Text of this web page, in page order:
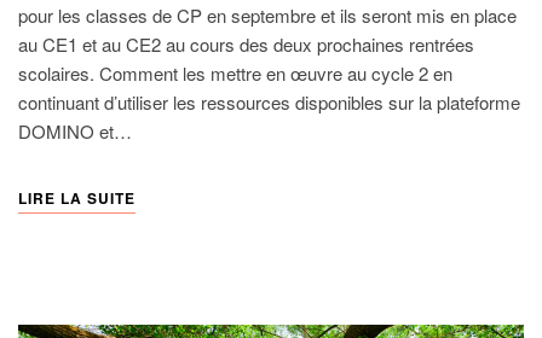
pour les classes de CP en septembre et ils seront mis en place
au CE1 et au CE2 au cours des deux prochaines rentrées
scolaires. Comment les mettre en œuvre au cycle 2 en
continuant d’utiliser les ressources disponibles sur la plateforme
DOMINO et…
LIRE LA SUITE